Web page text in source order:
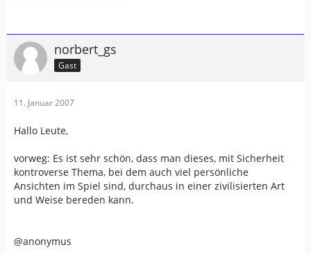
norbert_gs
Gast
11. Januar 2007
Hallo Leute,
vorweg: Es ist sehr schön, dass man dieses, mit Sicherheit
kontroverse Thema, bei dem auch viel persönliche
Ansichten im Spiel sind, durchaus in einer zivilisierten Art
und Weise bereden kann.
@anonymus